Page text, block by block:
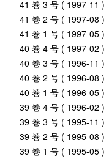
41 巻 3 号 ( 1997-11 )
41 巻 2 号 ( 1997-08 )
41 巻 1 号 ( 1997-05 )
40 巻 4 号 ( 1997-02 )
40 巻 3 号 ( 1996-11 )
40 巻 2 号 ( 1996-08 )
40 巻 1 号 ( 1996-05 )
39 巻 4 号 ( 1996-02 )
39 巻 3 号 ( 1995-11 )
39 巻 2 号 ( 1995-08 )
39 巻 1 号 ( 1995-05 )